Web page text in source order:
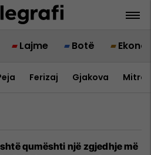
Lajme Botë
Ferizaj Gjakova
qumështi një zgjedhje më